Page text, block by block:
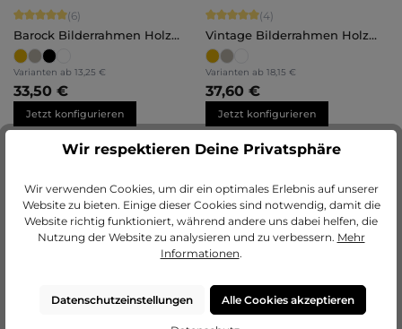
Durchschnittliche Bewertung von 5 von 5 Sternen
(6)
Barock Bilderrahmen Holz
Naomi
Varianten ab 13,25 €
33,50 €
Jetzt konfigurieren
Durchschnittliche Bewertung von 5
(4)
Vintage Bilderrahmen Holz
Lysann
Varianten ab 18,15 €
37,60 €
Jetzt konfigurieren
Durchschnittliche Bewertung von
(15)
Bilderrahmen Holz Helena
+5
Wir respektieren Deine Privatsphäre
Wir verwenden Cookies, um dir ein optimales Erlebnis auf unserer
Website zu bieten. Einige dieser Cookies sind notwendig, damit die
Website richtig funktioniert, während andere uns dabei helfen, die
Nutzung der Website zu analysieren und zu verbessern. Mehr
Informationen.
Datenschutzeinstellungen Alle Cookies akzeptieren